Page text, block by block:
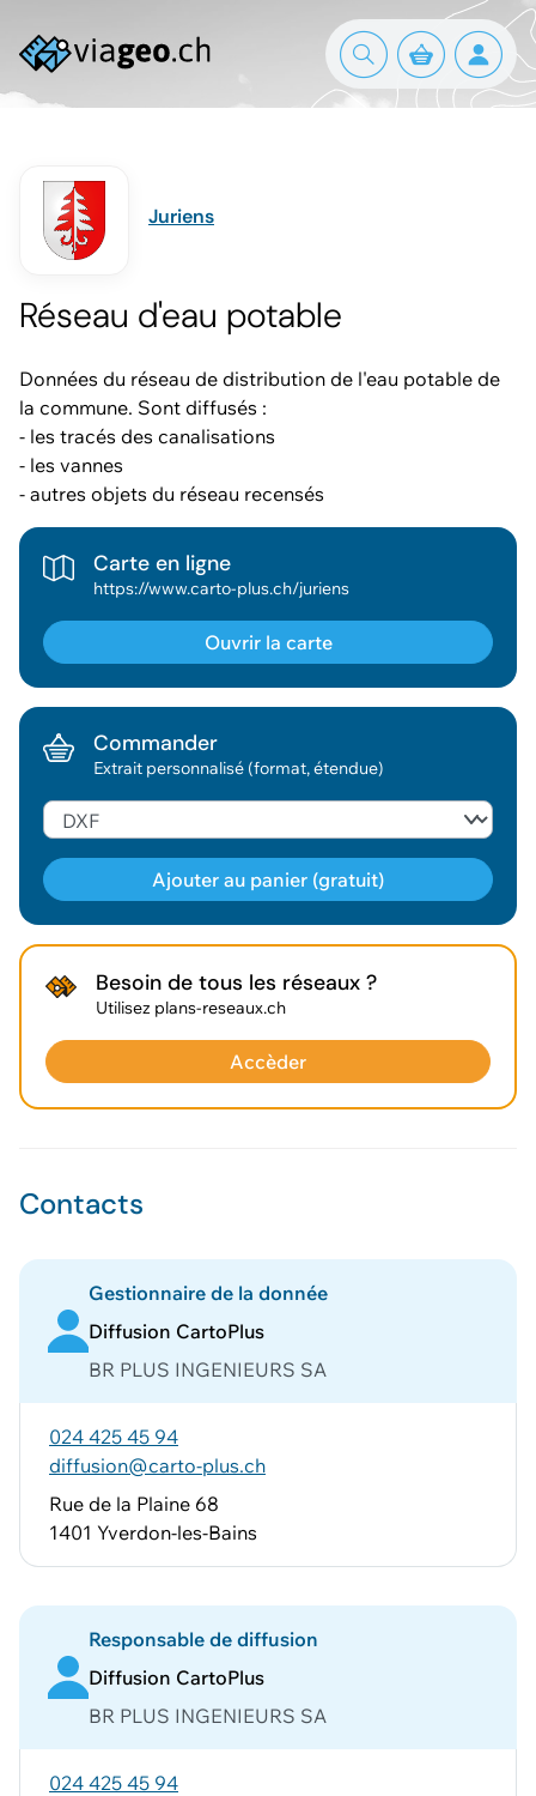
Juriens
Réseau d'eau potable
Données du réseau de distribution de l'eau potable de
la commune. Sont diffusés :
- les tracés des canalisations
- les vannes
- autres objets du réseau recensés
Contacts
Gestionnaire de la donnée
Diffusion CartoPlus
BR PLUS INGENIEURS SA
024 425 45 94
diffusion@carto-plus.ch
Rue de la Plaine 68
1401 Yverdon-les-Bains
Responsable de diffusion
Diffusion CartoPlus
BR PLUS INGENIEURS SA
024 425 45 94
Carte en ligne
https://www.carto-plus.ch/juriens
Ouvrir la carte
Commander
Extrait personnalisé (format, étendue)
Ajouter au panier (gratuit)
Géodonnée ajoutée au panier !
Voir le panier
Besoin de tous les réseaux ?
Utilisez plans-reseaux.ch
Accèder